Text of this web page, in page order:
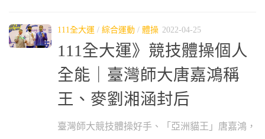
111全大運 / 綜合運動 / 體操 2022-04-25
111全大運》競技體操個人
全能｜臺灣師大唐嘉鴻稱
王、麥劉湘涵封后
臺灣師大競技體操好手、「亞洲貓王」唐嘉鴻，